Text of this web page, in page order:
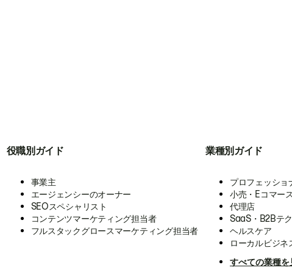
役職別ガイド
事業主
エージェンシーのオーナー
SEOスペシャリスト
コンテンツマーケティング担当者
フルスタックグロースマーケティング担当者
業種別ガイド
プロフェッショ
小売・Eコマー
代理店
SaaS・B2Bテ
ヘルスケア
ローカルビジネ
すべての業種を